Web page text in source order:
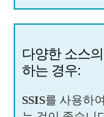
다양한 소스
하는 경우:
SSIS를 사용하